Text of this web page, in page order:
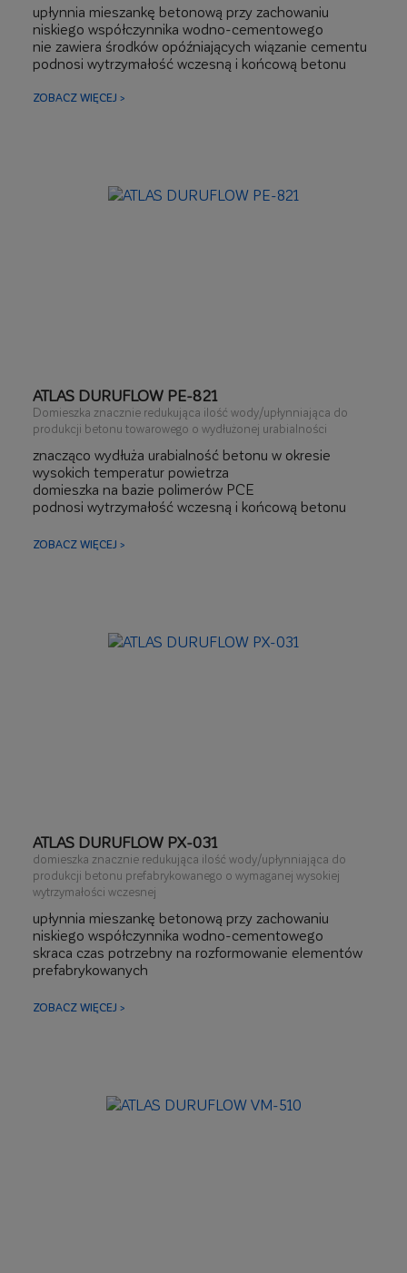
upłynnia mieszankę betonową przy zachowaniu
niskiego współczynnika wodno-cementowego
nie zawiera środków opóźniających wiązanie cementu
podnosi wytrzymałość wczesną i końcową betonu
ZOBACZ WIĘCEJ >
ATLAS DURUFLOW PE-821
Domieszka znacznie redukująca ilość wody/upłynniająca do
produkcji betonu towarowego o wydłużonej urabialności
znacząco wydłuża urabialność betonu w okresie
wysokich temperatur powietrza
domieszka na bazie polimerów PCE
podnosi wytrzymałość wczesną i końcową betonu
mieszanki betonowej
ZOBACZ WIĘCEJ >
ATLAS DURUFLOW PX-031
domieszka znacznie redukująca ilość wody/upłynniająca do
produkcji betonu prefabrykowanego o wymaganej wysokiej
wytrzymałości wczesnej
upłynnia mieszankę betonową przy zachowaniu
niskiego współczynnika wodno-cementowego
skraca czas potrzebny na rozformowanie elementów
prefabrykowanych
ułatwia produkcję betonu wodoszczelnego i
ZOBACZ WIĘCEJ >